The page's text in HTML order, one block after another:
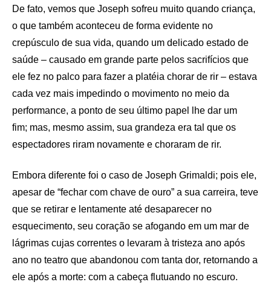
De fato, vemos que Joseph sofreu muito quando criança,
o que também aconteceu de forma evidente no
crepúsculo de sua vida, quando um delicado estado de
saúde – causado em grande parte pelos sacrifícios que
ele fez no palco para fazer a platéia chorar de rir – estava
cada vez mais impedindo o movimento no meio da
performance, a ponto de seu último papel lhe dar um
fim; mas, mesmo assim, sua grandeza era tal que os
espectadores riram novamente e choraram de rir.
Embora diferente foi o caso de Joseph Grimaldi; pois ele,
apesar de “fechar com chave de ouro” a sua carreira, teve
que se retirar e lentamente até desaparecer no
esquecimento, seu coração se afogando em um mar de
lágrimas cujas correntes o levaram à tristeza ano após
ano no teatro que abandonou com tanta dor, retornando a
ele após a morte: com a cabeça flutuando no escuro.